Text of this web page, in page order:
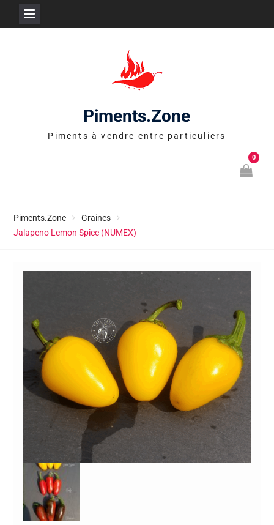
Piments.Zone
Piments à vendre entre particuliers
0
Piments.Zone
Graines
Jalapeno Lemon Spice (NUMEX)